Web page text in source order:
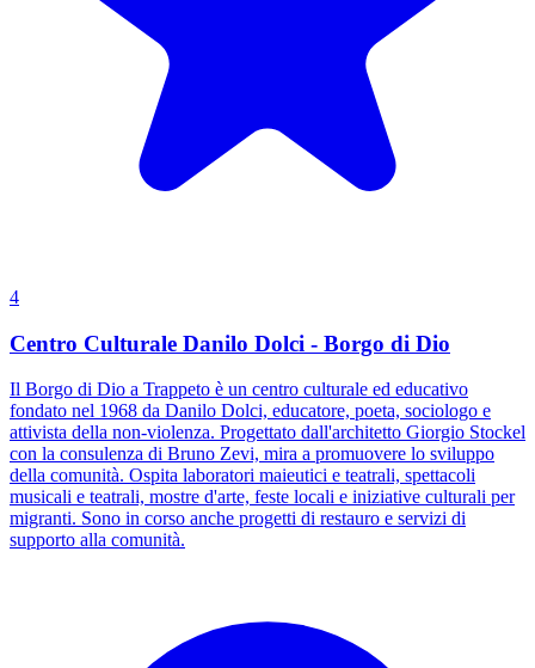
4
Centro Culturale Danilo Dolci - Borgo di Dio
Il Borgo di Dio a Trappeto è un centro culturale ed educativo
fondato nel 1968 da Danilo Dolci, educatore, poeta, sociologo e
attivista della non-violenza. Progettato dall'architetto Giorgio Stockel
con la consulenza di Bruno Zevi, mira a promuovere lo sviluppo
della comunità. Ospita laboratori maieutici e teatrali, spettacoli
musicali e teatrali, mostre d'arte, feste locali e iniziative culturali per
migranti. Sono in corso anche progetti di restauro e servizi di
supporto alla comunità.